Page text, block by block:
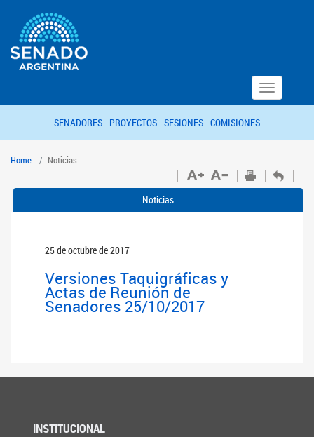
Toggle
navigation
SENADORES - PROYECTOS -SESIONES -COMISIONES
Home Noticias
Noticias
25 de octubre de 2017
Versiones Taquigráficas y
Actas de Reunión de
Senadores 25/10/2017
INSTITUCIONAL